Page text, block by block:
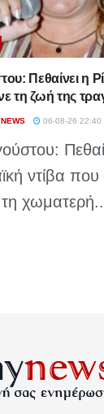
Πεθαίνει η
τη ζωή της
06-08-26 22:40
ντίβα